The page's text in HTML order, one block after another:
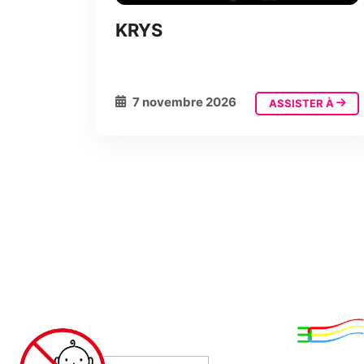
KRYS
7 novembre 2026 ASSISTER À